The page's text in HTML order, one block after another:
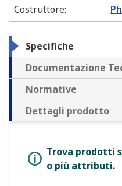
Costruttore:
Specifiche
Documentazione
Normative
Dettagli prodotto
Trova prodotti
o più attributi.